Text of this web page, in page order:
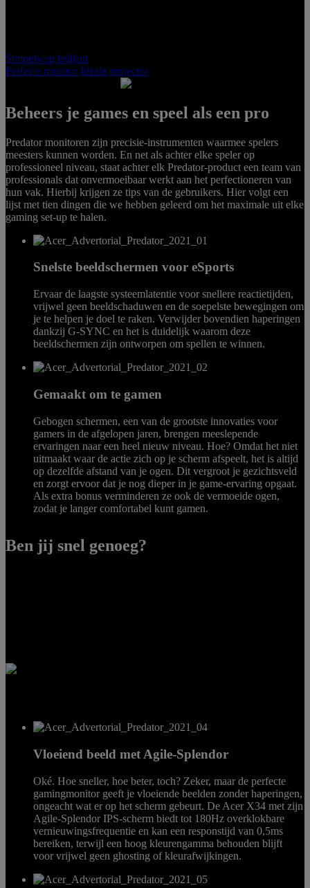
Simpelweg briljant
Perfecte monitor Ideale projector
PURE
DOMINANCE
Predator GamingMonitors
Beheers je games en speel als een pro
Predator monitoren zijn precisie-instrumenten waarmee spelers
meesters kunnen worden. En net als achter elke speler op
professioneel niveau, staat achter elk Predator-product een team van
professionals dat onvermoeibaar werkt aan het perfectioneren van
hun vak. Hierbij krijgen ze tips van de gebruikers. Hier volgt een
lijst met tien dingen die we hebben geleerd om het maximale uit elke
gaming set-up te halen.
Snelste beeldschermen voor eSports
Ervaar de laagste systeemlatentie voor snellere reactietijden,
vrijwel geen beeldschaduwen en de soepelste bewegingen om
je te helpen je doel te raken. Verwijder bovendien haperingen
dankzij G-SYNC en het is duidelijk waarom deze
beeldschermen zijn ontworpen om spellen te winnen.
Gemaakt om te gamen
Gebogen schermen, een van de grootste innovaties voor
gamers in de afgelopen jaren, brengen meeslepende
ervaringen naar een heel nieuw niveau. Hoe? Omdat het niet
uitmaakt waar de actie zich op je scherm afspeelt, het is altijd
op dezelfde afstand van je ogen. Dit vergroot je gezichtsveld
en zorgt ervoor dat je nog dieper in je game-ervaring opgaat.
Als extra bonus verminderen ze ook de vermoeide ogen,
zodat je langer comfortabel kunt gamen.
Ben jij snel genoeg?
Vloeiend beeld met Agile-Splendor
Oké. Hoe sneller, hoe beter, toch? Zeker, maar de perfecte
gamingmonitor geeft je vloeiende beelden zonder haperingen,
ongeacht wat er op het scherm gebeurt. De Acer X34 met zijn
Agile-Splendor IPS-scherm biedt tot 180Hz overklokbare
vernieuwingsfrequentie en kan een responstijd van 0,5ms
bereiken, terwijl een hoog kleurengamma behouden blijft
voor vrijwel geen ghosting of kleurafwijkingen.